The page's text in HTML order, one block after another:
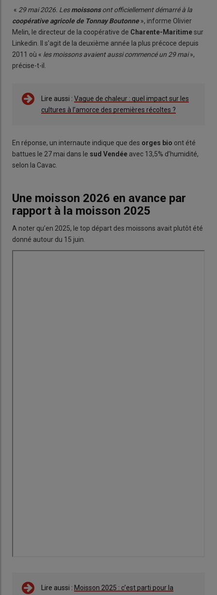
« 29 mai 2026. Lesmoissonsont officiellement démarré à la
coopérative agricole de Tonnay Boutonne», informe Olivier
Melin, le directeur de la coopérative de Charente-Maritimesur
Linkedin. Il s’agit de la deuxième année la plus précoce depuis
2011 où « les moissons avaient aussi commencé un 29 mai»,
précise-t-il.
Lire aussi : Vague de chaleur : quel impact sur les
cultures à l’amorce des premières récoltes ?
En réponse, un internaute indique que des orges bio ont été
battues le 27 mai dans le sud Vendée avec 13,5% d’humidité,
selon la Cavac.
Une moisson 2026 en avance par
rapport à la moisson 2025
A noter qu’en 2025, le top départ des moissons avait plutôt été
donné autour du 15 juin.
Lire aussi : Moisson 2025 : c’est parti pour la